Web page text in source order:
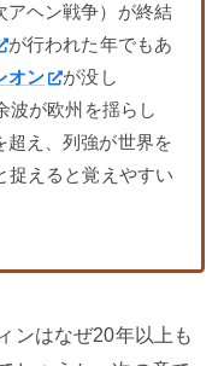
アヘン戦争）が終結
が行われた年でもあ
オン
が没し
波が欧州を揺らし
超え、列強が世界を
捉えると覚えやすい
ンはなぜ20年以上も